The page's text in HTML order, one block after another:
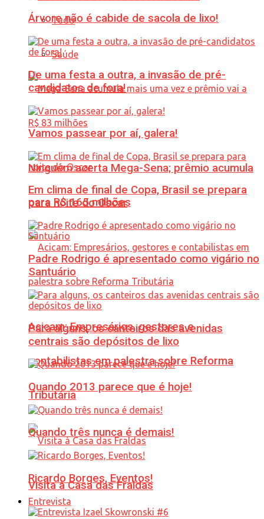
Tudo
Saúde
Ninguém acerta Mega-Sena; prêmio acumula
para R$ 165 milhões
Acicam: Empresários, gestores e
contabilistas em palestra sobre Reforma
Tributária
Visita à Casa das Fraldas
Árvore não é cabide de sacola de lixo!
De uma festa a outra, a invasão de pré-
candidatos de fora!
Vamos passear por aí, galera!
Em clima de final de Copa, Brasil se prepara
para noite do Oscar
Padre Rodrigo é apresentado como vigário no
Santuário
Para alguns, os canteiros das avenidas
centrais são depósitos de lixo
Quando 2013 parece que é hoje!
Quando três nunca é demais!
Ricardo Borges, Eventos!
Entrevista